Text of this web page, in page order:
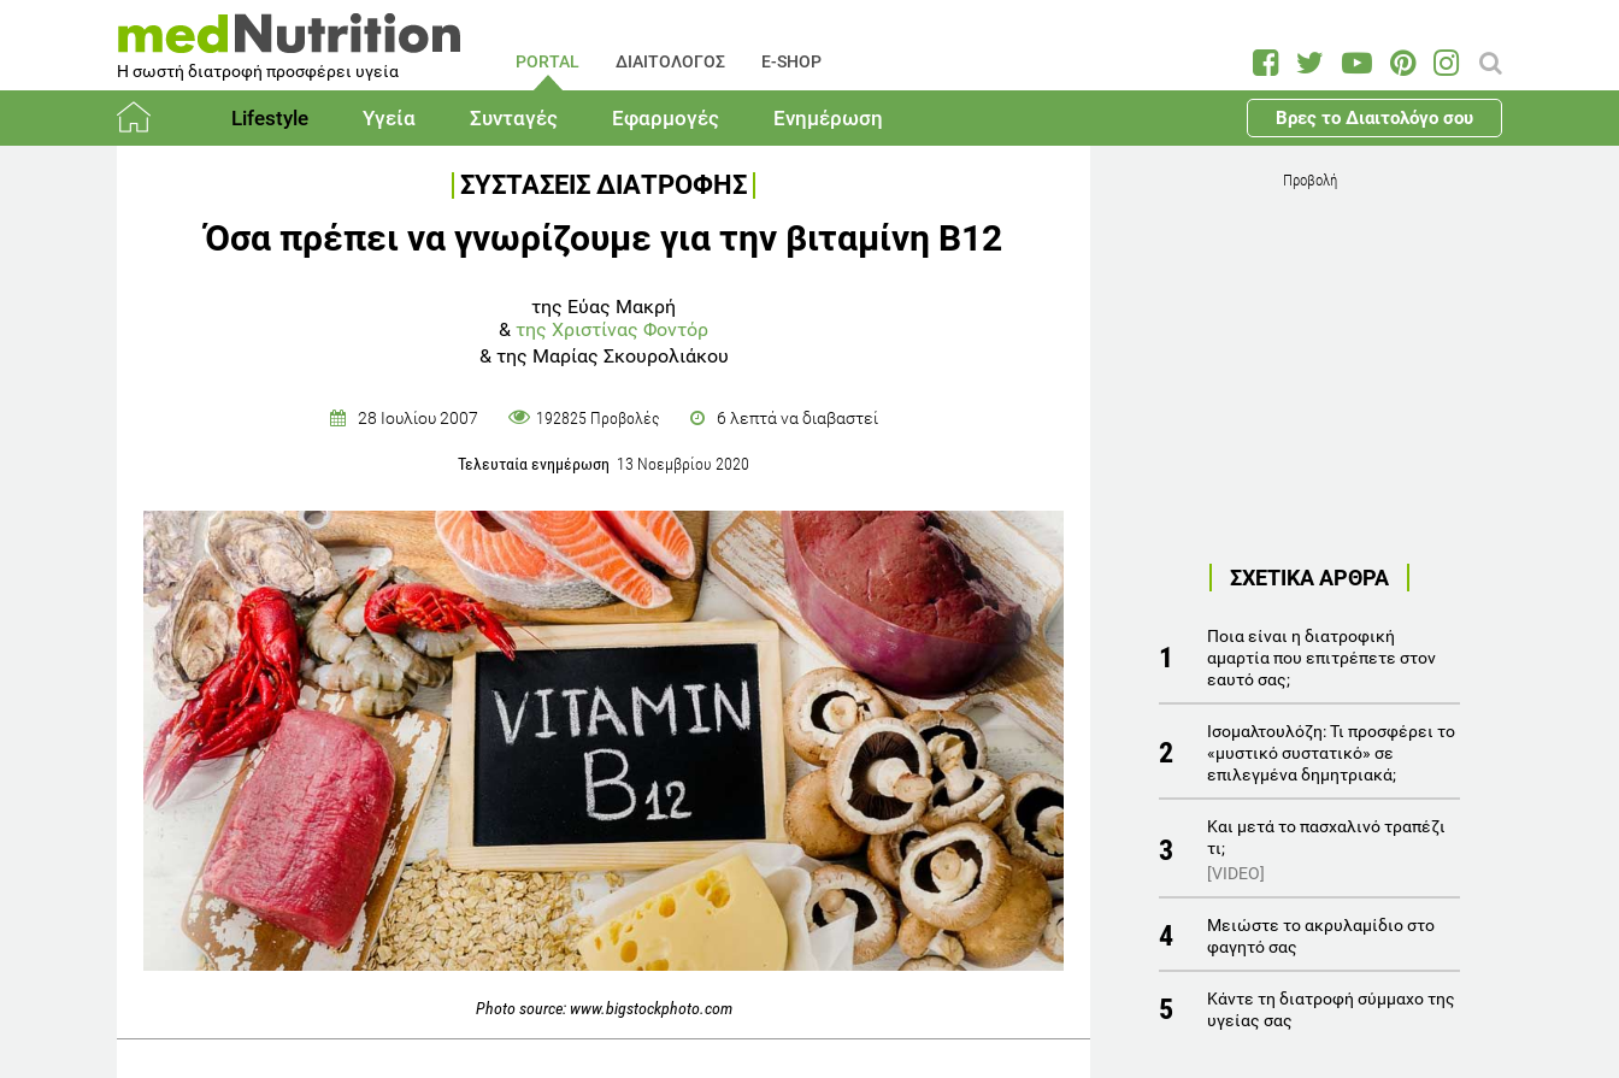
Η σωστή διατροφή προσφέρει υγεία PORTAL ΔΙΑΙΤΟΛΟΓΟΣ E-SHOP
Lifestyle Υγεία Συνταγές Εφαρμογές Ενημέρωση Βρες το Διαιτολόγο σου
ΣΥΣΤΑΣΕΙΣ ΔΙΑΤΡΟΦΗΣ
Όσα πρέπει να γνωρίζουμε για την βιταμίνη Β12
της Εύας Μακρή
& της Χριστίνας Φοντόρ
& της Μαρίας Σκουρολιάκου
28 Ιουλίου 2007 192825 Προβολές 6 λεπτά να διαβαστεί
Τελευταία ενημέρωση 13 Νοεμβρίου 2020
Photo source: www.bigstockphoto.com
Προβολή
ΣΧΕΤΙΚΑ ΑΡΘΡΑ
1
Ποια είναι η διατροφική
αμαρτία που επιτρέπετε στον
εαυτό σας;
2
Ισομαλτουλόζη: Τι προσφέρει το
«μυστικό συστατικό» σε
επιλεγμένα δημητριακά;
3
Και μετά το πασχαλινό τραπέζι
τι;
[VIDEO]
4
Μειώστε το ακρυλαμίδιο στο
φαγητό σας
5
Κάντε τη διατροφή σύμμαχο της
υγείας σας